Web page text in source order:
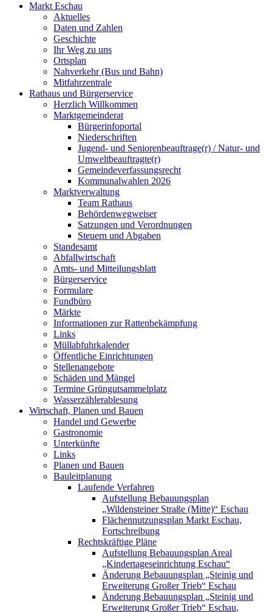
Markt Eschau
Aktuelles
Daten und Zahlen
Geschichte
Ihr Weg zu uns
Ortsplan
Nahverkehr (Bus und Bahn)
Mitfahrzentrale
Rathaus und Bürgerservice
Herzlich Willkommen
Marktgemeinderat
Bürgerinfoportal
Niederschriften
Jugend- und Seniorenbeauftrage(r) / Natur- und
Umweltbeauftragte(r)
Gemeindeverfassungsrecht
Kommunalwahlen 2026
Marktverwaltung
Team Rathaus
Behördenwegweiser
Satzungen und Verordnungen
Steuern und Abgaben
Standesamt
Abfallwirtschaft
Amts- und Mitteilungsblatt
Bürgerservice
Formulare
Fundbüro
Märkte
Informationen zur Rattenbekämpfung
Links
Müllabfuhrkalender
Öffentliche Einrichtungen
Stellenangebote
Schäden und Mängel
Termine Grüngutsammelplatz
Wasserzählerablesung
Wirtschaft, Planen und Bauen
Handel und Gewerbe
Gastronomie
Unterkünfte
Links
Planen und Bauen
Bauleitplanung
Laufende Verfahren
Aufstellung Bebauungsplan
„Wildensteiner Straße (Mitte)“ Eschau
Flächennutzungsplan Markt Eschau,
Fortschreibung
Rechtskräftige Pläne
Aufstellung Bebauungsplan Areal
„Kindertageseinrichtung Eschau“
Änderung Bebauungsplan „Steinig und
Erweiterung Großer Trieb“ Eschau
Änderung Bebauungsplan „Steinig und
Erweiterung Großer Trieb“ Eschau,